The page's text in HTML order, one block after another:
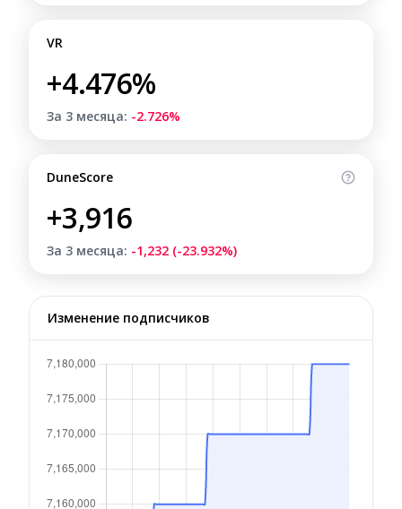
VR
+4.476%
За 3 месяца: -2.726%
DuneScore
+3,916
За 3 месяца: -1,232 (-23.932%)
Изменение подписчиков